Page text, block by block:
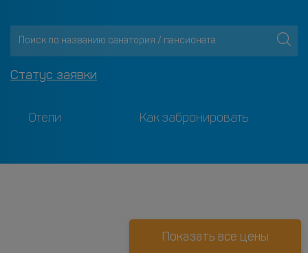
Статус заявки
Отели Как забронировать
Показать все цены